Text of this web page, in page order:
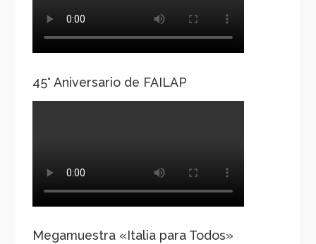
45° Aniversario de FAILAP
Megamuestra «Italia para Todos»